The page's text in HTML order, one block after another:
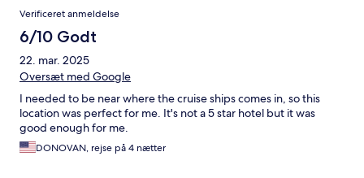
Verificeret anmeldelse
6/10 Godt
22. mar. 2025
Oversæt med Google
I needed to be near where the cruise ships comes in, so this
location was perfect for me. It's not a 5 star hotel but it was
good enough for me.
DONOVAN, rejse på 4 nætter